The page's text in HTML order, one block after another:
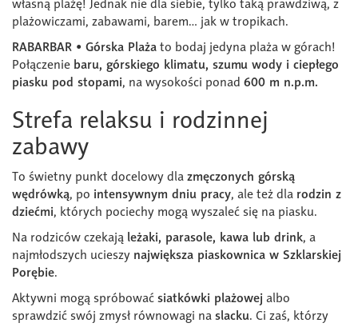
własną plażę! Jednak nie dla siebie, tylko taką prawdziwą, z
plażowiczami, zabawami, barem… jak w tropikach.
RABARBAR • Górska Plaża to bodaj jedyna plaża w górach!
Połączenie baru, górskiego klimatu, szumu wody i ciepłego
piasku pod stopami, na wysokości ponad 600 m n.p.m.
Strefa relaksu i rodzinnej
zabawy
To świetny punkt docelowy dla zmęczonych górską
wędrówką, po intensywnym dniu pracy, ale też dla rodzin z
dziećmi, których pociechy mogą wyszaleć się na piasku.
Na rodziców czekają leżaki, parasole, kawa lub drink, a
najmłodszych ucieszy największa piaskownica w Szklarskiej
Porębie.
Aktywni mogą spróbować siatkówki plażowej albo
sprawdzić swój zmysł równowagi na slacku. Ci zaś, którzy